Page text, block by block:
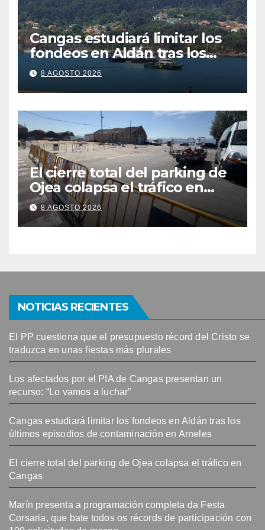
Cangas estudiará limitar los
fondeos en Aldán tras los
últimos episodios de
contaminación en Arneles
8 AGOSTO 2026
El cierre total del parking de
Ojea colapsa el tráfico en
Cangas
8 AGOSTO 2026
NOTICIAS RECIENTES
El PP cuestiona que el presupuesto récord del Cristo se
traduzca en unas fiestas más plurales
Los afectados por el PIA de Cangas presentan un
recurso: “Lo vamos a luchar”
Cangas estudiará limitar los fondeos en Aldán tras los
últimos episodios de contaminación en Arneles
El cierre total del parking de Ojea colapsa el tráfico en
Cangas
Marín presenta a programación completa da Festa
Corsaria, que bate todos os récords de participación con